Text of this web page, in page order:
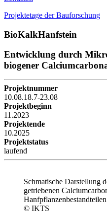
Projektetage der Bauforschung
BioKalkHanfstein
Entwicklung durch
biogener
Projektnummer
10.08.18.7-23.08
Projektbeginn
11.2023
Projektende
10.2025
Projektstatus
laufend
Schmatische Darstellung
getriebenen
© IKTS